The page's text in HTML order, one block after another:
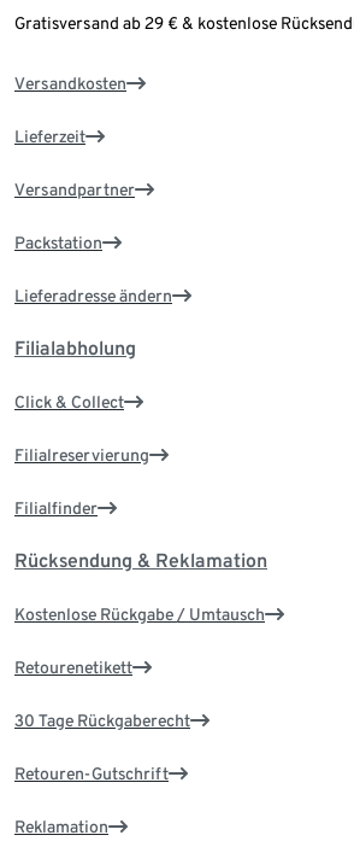
Gratisversand ab 29 € & kostenlose
Versandkosten
Lieferzeit
Versandpartner
Packstation
Lieferadresse ändern
Filialabholung
Click & Collect
Filialreservierung
Filialfinder
Rücksendung & Reklamation
Kostenlose Rückgabe / Umtausch
Retourenetikett
30 Tage Rückgaberecht
Retouren-Gutschrift
Reklamation